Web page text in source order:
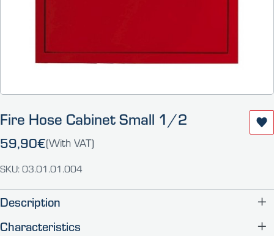
Fire Hose Cabinet Small 1/2
59,90€(With VAT)
SKU: 03.01.01.004
Description
Characteristics